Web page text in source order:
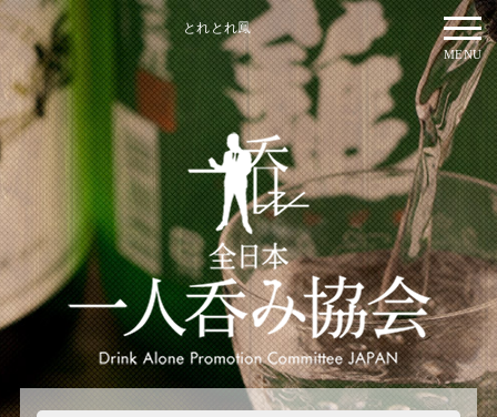
とれとれ鳳
MENU